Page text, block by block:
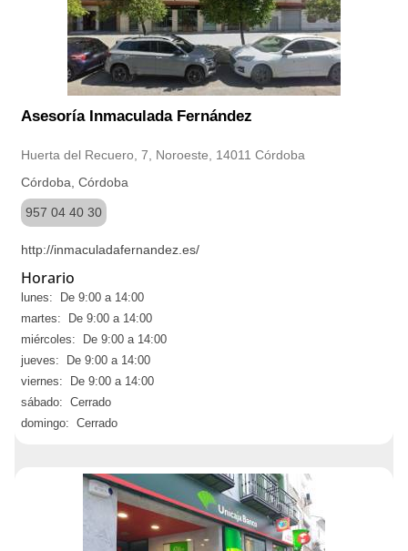
Asesoría Inmaculada Fernández
Huerta del Recuero, 7, Noroeste, 14011 Córdoba
Córdoba, Córdoba
957 04 40 30
http://inmaculadafernandez.es/
Horario
lunes: De 9:00 a 14:00
martes: De 9:00 a 14:00
miércoles: De 9:00 a 14:00
jueves: De 9:00 a 14:00
viernes: De 9:00 a 14:00
sábado: Cerrado
domingo: Cerrado